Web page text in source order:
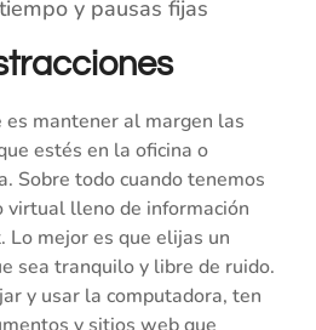
es mantener al margen las
estés en la oficina o
Sobre todo cuando tenemos
virtual lleno de información
mejor es que elijas un
sea tranquilo y libre de ruido.
y usar la computadora, ten